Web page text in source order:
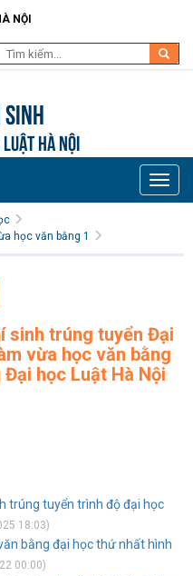
NỘI
sinh
HÀ NỘI
Toggle
học văn bằng 1
sinh trúng tuyển Đại
vừa học văn bằng
học Luật Hà Nội
trúng tuyển trình độ đại học
18:03)
bằng đại học thứ nhất hình
00:00)